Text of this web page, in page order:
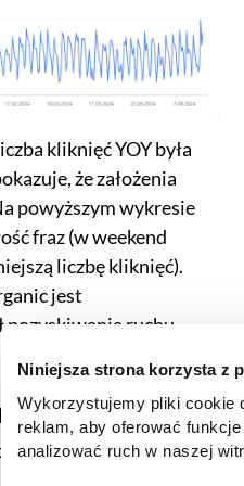
Niniejsza strona korzysta z
Wykorzystujemy pliki cookie
reklam, aby oferować
analizować ruch w naszej
kliknięć YOY była
że założenia
powyższym wykresie
fraz (w weekend
liczbę kliknięć).
jest
pozyskiwania ruchu.
first: